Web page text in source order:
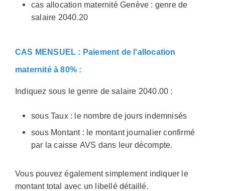
cas allocation maternité Genève : genre de
salaire 2040.20
CAS MENSUEL : Paiement de l'allocation
maternité à 80% :
Indiquez sous le genre de salaire 2040.00 :
sous Taux : le nombre de jours indemnisés
sous Montant : le montant journalier confirmé
par la caisse AVS dans leur décompte.
Vous pouvez également simplement indiquer le
montant total avec un libellé détaillé.